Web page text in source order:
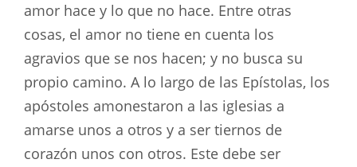
amor hace y lo que no hace. Entre otras
cosas, el amor no tiene en cuenta los
agravios que se nos hacen; y no busca su
propio camino. A lo largo de las Epístolas, los
apóstoles amonestaron a las iglesias a
amarse unos a otros y a ser tiernos de
corazón unos con otros. Este debe ser